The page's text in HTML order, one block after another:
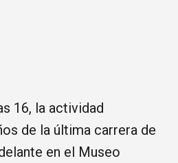
16, la actividad
de la última carrera de
en el Museo